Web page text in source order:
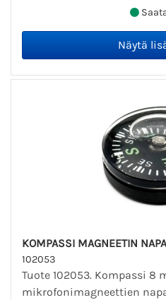
KOMPASSI MAGNEETIN
102053
Tuote 102053. Kompassi 8
mikrofonimagneettien